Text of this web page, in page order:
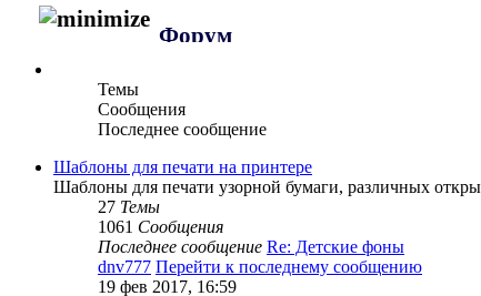
Форум
Темы
Сообщения
Последнее сообщение
Шаблоны для печати на принтере
Шаблоны для печати узорной бумаги, различных
27 Темы
1061 Сообщения
Последнее сообщение Re: Детские фоны
dnv777 Перейти к последнему сообщению
19 фев 2017, 16:59